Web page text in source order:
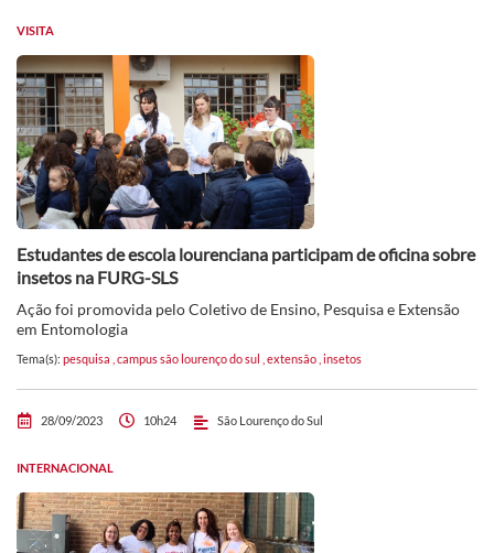
VISITA
Estudantes de escola lourenciana participam de oficina sobre
insetos na FURG-SLS
Ação foi promovida pelo Coletivo de Ensino, Pesquisa e Extensão
em Entomologia
Tema(s): pesquisa campus são lourenço do sul extensão insetos
28/09/2023 10h24 São Lourenço do Sul
INTERNACIONAL